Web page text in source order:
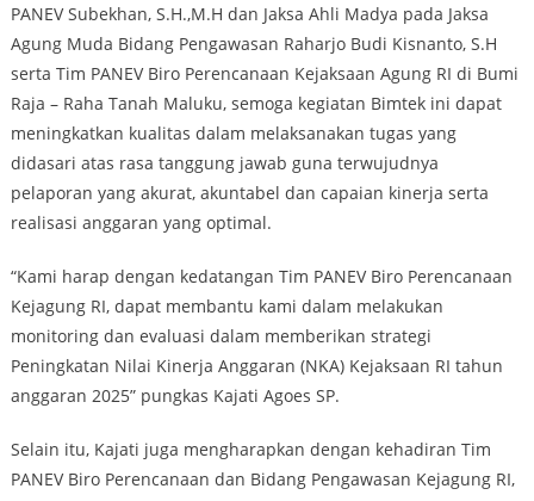
PANEV Subekhan, S.H.,M.H dan Jaksa Ahli Madya pada Jaksa
Agung Muda Bidang Pengawasan Raharjo Budi Kisnanto, S.H
serta Tim PANEV Biro Perencanaan Kejaksaan Agung RI di Bumi
Raja – Raha Tanah Maluku, semoga kegiatan Bimtek ini dapat
meningkatkan kualitas dalam melaksanakan tugas yang
didasari atas rasa tanggung jawab guna terwujudnya
pelaporan yang akurat, akuntabel dan capaian kinerja serta
realisasi anggaran yang optimal.
“Kami harap dengan kedatangan Tim PANEV Biro Perencanaan
Kejagung RI, dapat membantu kami dalam melakukan
monitoring dan evaluasi dalam memberikan strategi
Peningkatan Nilai Kinerja Anggaran (NKA) Kejaksaan RI tahun
anggaran 2025” pungkas Kajati Agoes SP.
Selain itu, Kajati juga mengharapkan dengan kehadiran Tim
PANEV Biro Perencanaan dan Bidang Pengawasan Kejagung RI,